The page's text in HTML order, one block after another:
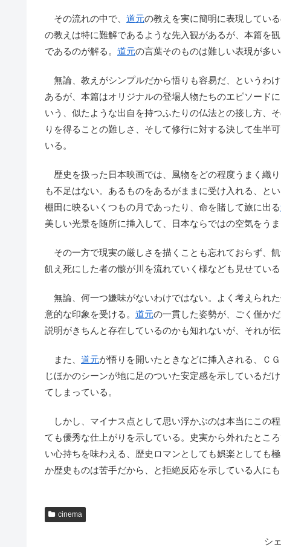
その流れの中で、 道元の教えを実に簡明に表現してい
の教えは特に難解であるような先入観があるが、本篇を観
であるのが解る。 道元の言葉そのものは難しい表現が多
無論、教えがシンプルだから悟りも容易だ、というわ
あるが、本篇はオリジナルの登場人物たちのエピソード
いう、似たような出自を持つふたりの仏法との接し方、
りを得ることの難しさ、そして修行に対する決して生半
いる。
歴史を扱った日本映画では、風物をどの程度うまく織
も不足はない。あるものをあるがままに受け入れる、とい
棚田に映るいくつもの月であったり、命を賭して旅に出る
美しい光景を随所に挿入して、日本ならではの空気をうま
その一方で現実の厳しさを描くことも忘れておらず、
飢え死にした者の骸が川を流れていく様なども見せてい
無論、何一つ嫌味がないわけではない。よく考えられ
意的な印象を受ける。 道元の一貫した姿勢が、ごく僅か
説明がきちんと存在しているのかも知れないが、それが
また、 道元が悟りを開いたときなどに挿入される、Ｃ
じほかのシーンが地に足のついた安定感を示しているだ
てしまっている。
しかし、マイナス点として思い浮かぶのは本当にこの
ても優秀な仕上がりを示している。史実から外れたとこ
い心持ちを味わえる、歴史ロマンとしても娯楽としても
か歴史ものは苦手だから、と拒絶反応を示している人に
cinema
シ